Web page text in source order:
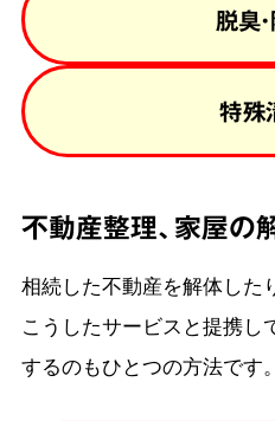
脱臭
特殊
不動産整理、家屋の
相続した不動産を解体した
こうしたサービスと提携
するのもひとつの方法です。